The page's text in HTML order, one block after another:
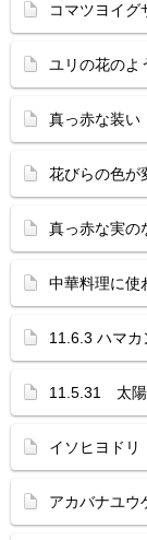
コマツヨイグ
ユリの花の
真っ赤な装
花びらの色
真っ赤な実
中華料理に
11.6.3 ハマカ
11.5.31 太
イソヒヨドリ
アカバナユウ